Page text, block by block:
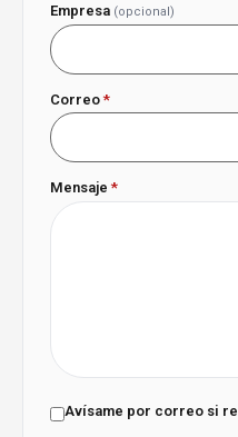
Empresa (opcional)
Correo*
Mensaje*
Avísame por correo si